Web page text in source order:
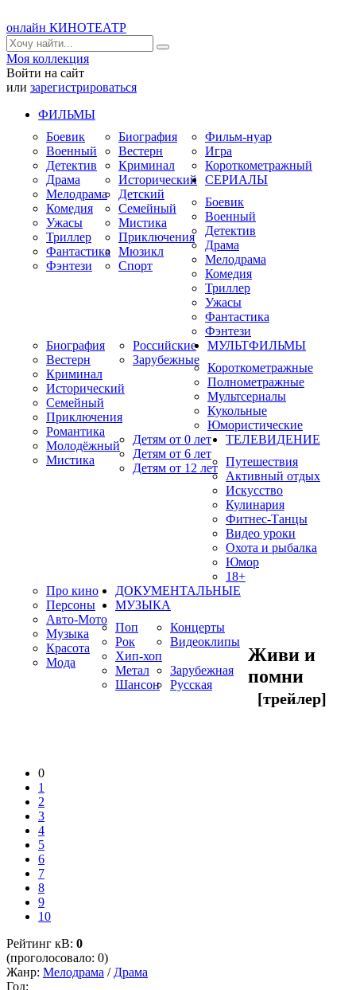
онлайн КИНОТЕАТР
Моя коллекция
Войти на сайт
или зарегистрироваться
ФИЛЬМЫ
Боевик
Военный
Детектив
Драма
Мелодрама
Комедия
Ужасы
Триллер
Фантастика
Фэнтези
Биография
Вестерн
Криминал
Исторический
Детский
Семейный
Мистика
Приключения
Мюзикл
Спорт
Фильм-нуар
Игра
Короткометражный
СЕРИАЛЫ
Боевик
Военный
Детектив
Драма
Мелодрама
Комедия
Триллер
Ужасы
Фантастика
Фэнтези
Биография
Вестерн
Криминал
Исторический
Семейный
Приключения
Романтика
Молодёжный
Мистика
Российские
Зарубежные
МУЛЬТФИЛЬМЫ
Короткометражные
Полнометражные
Мультсериалы
Кукольные
Юмористические
Детям от 0 лет
Детям от 6 лет
Детям от 12 лет
ТЕЛЕВИДЕНИЕ
Путешествия
Активный отдых
Искусство
Кулинария
Фитнес-Танцы
Видео уроки
Охота и рыбалка
Юмор
18+
Про кино
Персоны
Авто-Мото
Музыка
Красота
Мода
ДОКУМЕНТАЛЬНЫЕ
МУЗЫКА
Поп
Рок
Хип-хоп
Метал
Шансон
Концерты
Видеоклипы
Зарубежная
Русская
Живи и
помни
[трейлер]
0
1
2
3
4
5
6
7
8
9
10
Рейтинг кВ: 0
(проголосовало: 0)
Жанр: Мелодрама / Драма
Год: